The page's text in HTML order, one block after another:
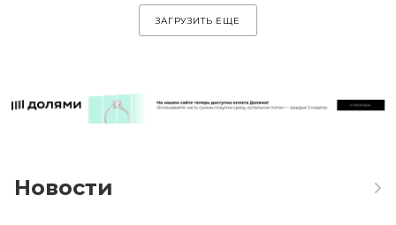
ЗАГРУЗИТЬ ЕЩЕ
Новости